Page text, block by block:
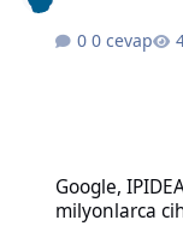
0 cevap
Google,
milyonlarca